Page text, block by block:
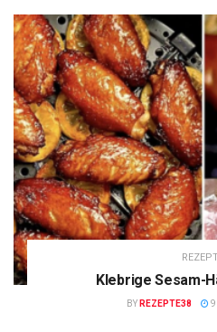
Klebrige Sesam-
BY REZEPTE38 9